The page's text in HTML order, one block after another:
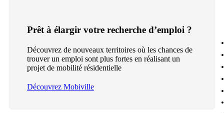
Prêt à élargir votre recherche d’emploi ?
Découvrez de nouveaux territoires où les chances de
trouver un emploi sont plus fortes en réalisant un
projet de mobilité résidentielle
Découvrez Mobiville